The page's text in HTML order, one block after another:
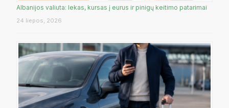
Albanijos valiuta: lekas, kursas į eurus ir pinigų keitimo patarimai
24 liepos, 2026